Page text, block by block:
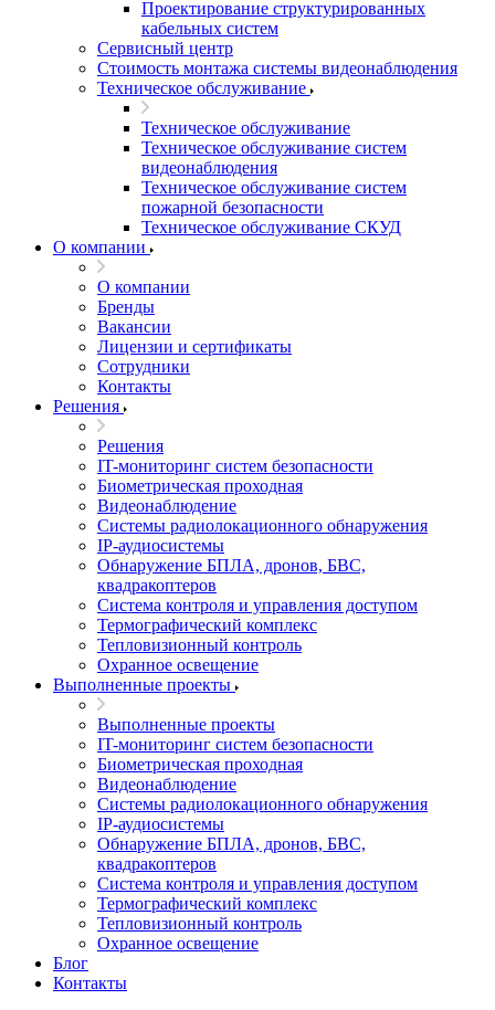
Проектирование структурированных
кабельных систем
Сервисный центр
Стоимость монтажа системы видеонаблюдения
Техническое обслуживание
Техническое обслуживание
Техническое обслуживание систем
видеонаблюдения
Техническое обслуживание систем
пожарной безопасности
Техническое обслуживание СКУД
О компании
О компании
Бренды
Вакансии
Лицензии и сертификаты
Сотрудники
Контакты
Решения
Решения
IT-мониторинг систем безопасности
Биометрическая проходная
Видеонаблюдение
Системы радиолокационного обнаружения
IP-аудиосистемы
Обнаружение БПЛА, дронов, БВС,
квадракоптеров
Система контроля и управления доступом
Термографический комплекс
Тепловизионный контроль
Охранное освещение
Выполненные проекты
Выполненные проекты
IT-мониторинг систем безопасности
Биометрическая проходная
Видеонаблюдение
Системы радиолокационного обнаружения
IP-аудиосистемы
Обнаружение БПЛА, дронов, БВС,
квадракоптеров
Система контроля и управления доступом
Термографический комплекс
Тепловизионный контроль
Охранное освещение
Блог
Контакты